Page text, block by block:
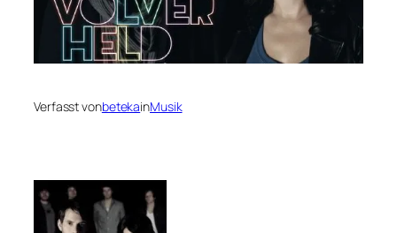
Verfasst vonbetekainMusik